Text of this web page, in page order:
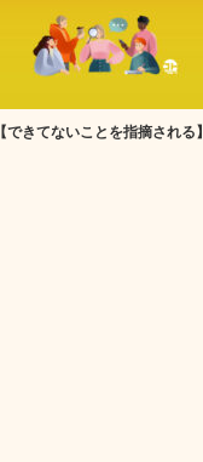
【できてないことを指摘される】